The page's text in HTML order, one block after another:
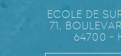
ECOLE DE
71,
64700 -